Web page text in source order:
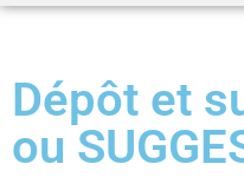
Dépôt et
ou